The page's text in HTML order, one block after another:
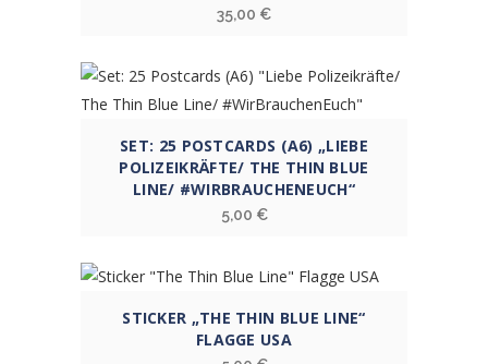
35,00 €
SET: 25 POSTCARDS (A6) „LIEBE
POLIZEIKRÄFTE/ THE THIN BLUE
LINE/ #WIRBRAUCHENEUCH“
5,00 €
STICKER „THE THIN BLUE LINE“
FLAGGE USA